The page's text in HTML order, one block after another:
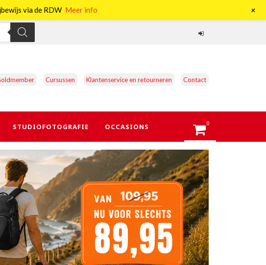
Cursussen Klantenservice en retourneren Contact
STUDIOFOTOGRAFIE OCCASIONS 0
via de RDW Meer info +